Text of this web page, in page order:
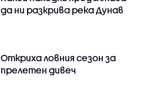
да ни разкрива река Дунав
Откриха ловния сезон за
прелетен дивеч